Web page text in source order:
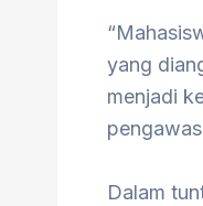
yang
menjadi
Dalam